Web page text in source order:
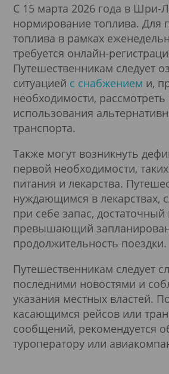
С 15 марта 2026 года в Шри-
нормирование топлива. Для
топлива в рамках
требуется онлайн-
Путешественникам следует
ситуацией с снабжением и,
необходимости,
использования
транспорта.
Также могут возникнуть
первой необходимости,
питания и лекарства.
нуждающимся в лекарствах,
при себе запас, достаточный
превышающий
продолжительность поездки.
Путешественникам следует
последними новостями и
указания местных властей.
касающимся рейсов или
сообщений, рекомендуется
туроператору или